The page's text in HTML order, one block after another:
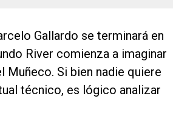
Gallardo se terminará en
River comienza a imaginar
Muñeco. Si bien nadie quiere
técnico, es lógico analizar